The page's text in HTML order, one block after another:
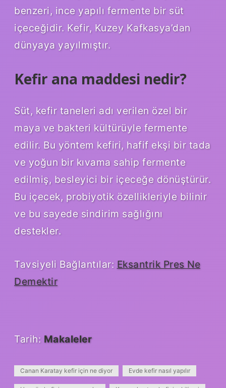
benzeri, ince yapılı fermente bir süt
içeceğidir. Kefir, Kuzey Kafkasya’dan
dünyaya yayılmıştır.
Kefir ana maddesi nedir?
Süt, kefir taneleri adı verilen özel bir
maya ve bakteri kültürüyle fermente
edilir. Bu yöntem kefiri, hafif ekşi bir tada
ve yoğun bir kıvama sahip fermente
edilmiş, besleyici bir içeceğe dönüştürür.
Bu içecek, probiyotik özellikleriyle bilinir
ve bu sayede sindirim sağlığını
destekler.
Tavsiyeli Bağlantılar: Eksantrik Pres Ne
Demektir
Tarih: Makaleler
Canan Karatay kefir için ne diyor Evde kefir nasıl yapılır